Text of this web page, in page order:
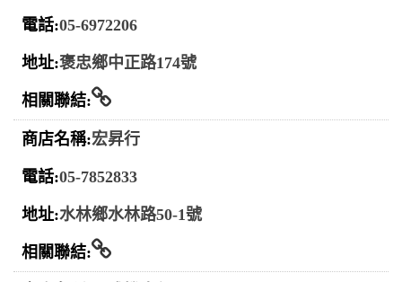
05-6972206
褒忠鄉中正路174號
相關連結
宏昇行
05-7852833
水林鄉水林路50-1號
相關連結